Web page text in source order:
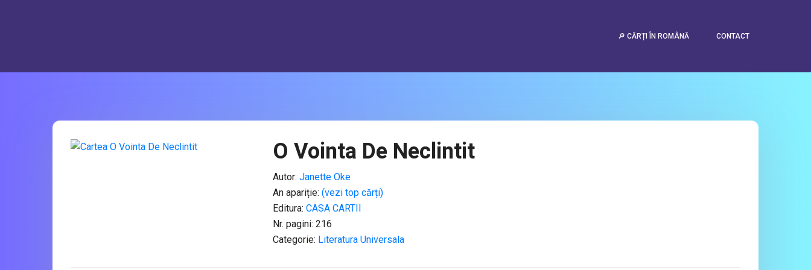
🔎 CĂRȚI ÎN ROMÂNĂ CONTACT
O Vointa De Neclintit
Autor: Janette Oke
An apariție: (vezi top cărți)
Editura: CASA CARTII
Nr. pagini: 216
Categorie: Literatura Universala